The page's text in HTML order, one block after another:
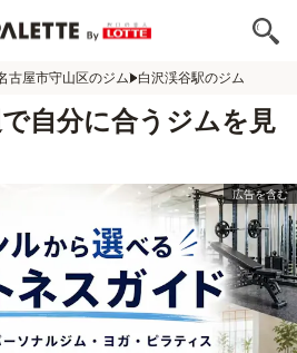
古屋市守山区のジム 白沢渓谷駅のジム
自分に合うジムを見